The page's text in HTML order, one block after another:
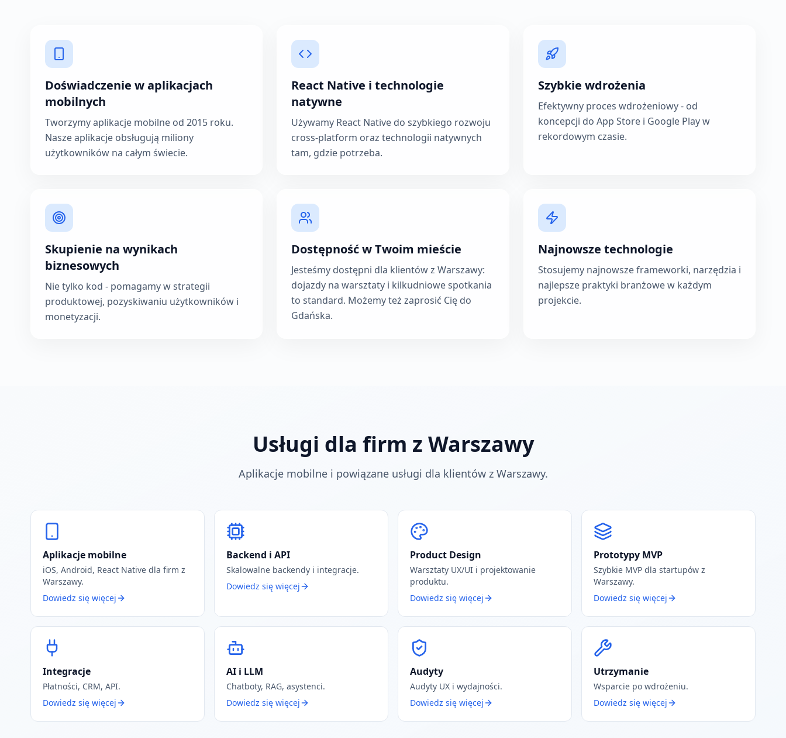
Doświadczenie w aplikacjach
mobilnych
Tworzymy aplikacje mobilne od 2015 roku.
Nasze aplikacje obsługują miliony
użytkowników na całym świecie.
React Native i technologie
natywne
Używamy React Native do szybkiego rozwoju
cross-platform oraz technologii natywnych
tam, gdzie potrzeba.
Szybkie wdrożenia
Efektywny proces wdrożeniowy - od
koncepcji do App Store i Google Play w
rekordowym czasie.
Skupienie na wynikach
biznesowych
Nie tylko kod - pomagamy w strategii
produktowej, pozyskiwaniu użytkowników i
monetyzacji.
Dostępność w Twoim mieście
Jesteśmy dostępni dla klientów z Warszawy:
dojazdy na warsztaty i kilkudniowe spotkania
to standard. Możemy też zaprosić Cię do
Gdańska.
Najnowsze technologie
Stosujemy najnowsze frameworki, narzędzia i
najlepsze praktyki branżowe w każdym
projekcie.
Usługi dla firm z Warszawy
Aplikacje mobilne i powiązane usługi dla klientów z Warszawy.
Aplikacje mobilne
iOS, Android, React Native dla firm z
Warszawy.
Dowiedz się więcej
Backend i API
Skalowalne backendy i integracje.
Dowiedz się więcej
Product Design
Warsztaty UX/UI i projektowanie
produktu.
Dowiedz się więcej
Prototypy MVP
Szybkie MVP dla startupów z
Warszawy.
Dowiedz się więcej
Integracje
Płatności, CRM, API.
Dowiedz się więcej
AI i LLM
Chatboty, RAG, asystenci.
Dowiedz się więcej
Audyty
Audyty UX i wydajności.
Dowiedz się więcej
Utrzymanie
Wsparcie po wdrożeniu.
Dowiedz się więcej